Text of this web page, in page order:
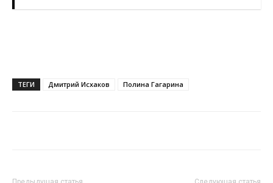
ТЕГИ Дмитрий Исхаков Полина Гагарина